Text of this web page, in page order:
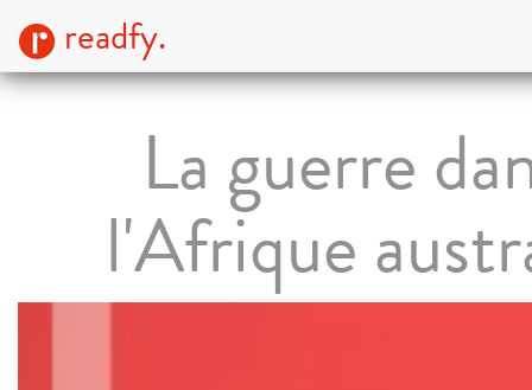
readfy.
La guerre
l'Afrique